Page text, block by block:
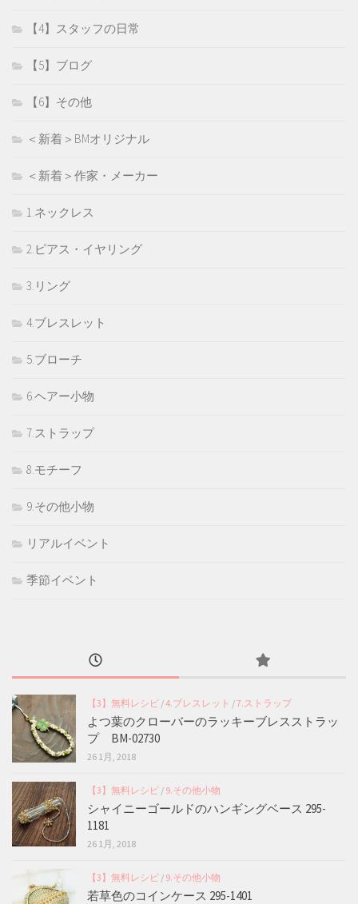
【4】スタッフの日常
【5】ブログ
【6】その他
＜新着＞BMオリジナル
＜新着＞作家・メーカー
1.ネックレス
2.ピアス・イヤリング
3.リング
4.ブレスレット
5.ブローチ
6.ヘアー小物
7.ストラップ
8.モチーフ
9.その他小物
リアルイベント
季節イベント
【3】無料レシピ /4.ブレスレット /7.ストラップ
よつ葉のクローバーのラッキーブレスストラッ
プ BM-02730
26 1月, 2018
【3】無料レシピ / 9.その他小物
シャイニーゴールドのハンギングベース 295-
1181
26 1月, 2018
【3】無料レシピ / 9.その他小物
若草色のコインケース 295-1401